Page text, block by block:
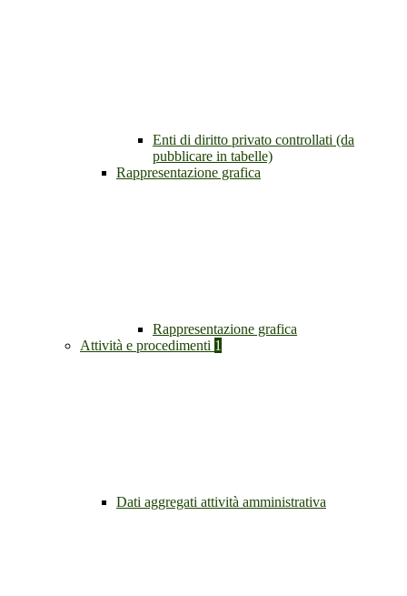
Enti di diritto privato controllati (da
pubblicare in tabelle)
Rappresentazione grafica
Rappresentazione grafica
Attività e procedimenti 1
Dati aggregati attività amministrativa